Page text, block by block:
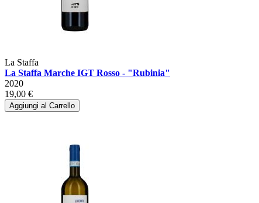
La Staffa
La Staffa Marche IGT Rosso - "Rubinia"
2020
19,00 €
Aggiungi al Carrello